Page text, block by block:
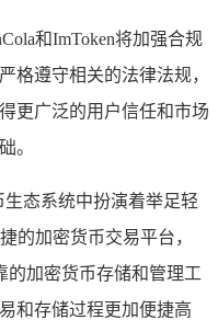
和ImToken将加强合规
格遵守相关的法律法规，
更广泛的用户信任和市场
。
生态系统中扮演着举足轻
的加密货币交易平台，
的加密货币存储和管理工
和存储过程更加便捷高